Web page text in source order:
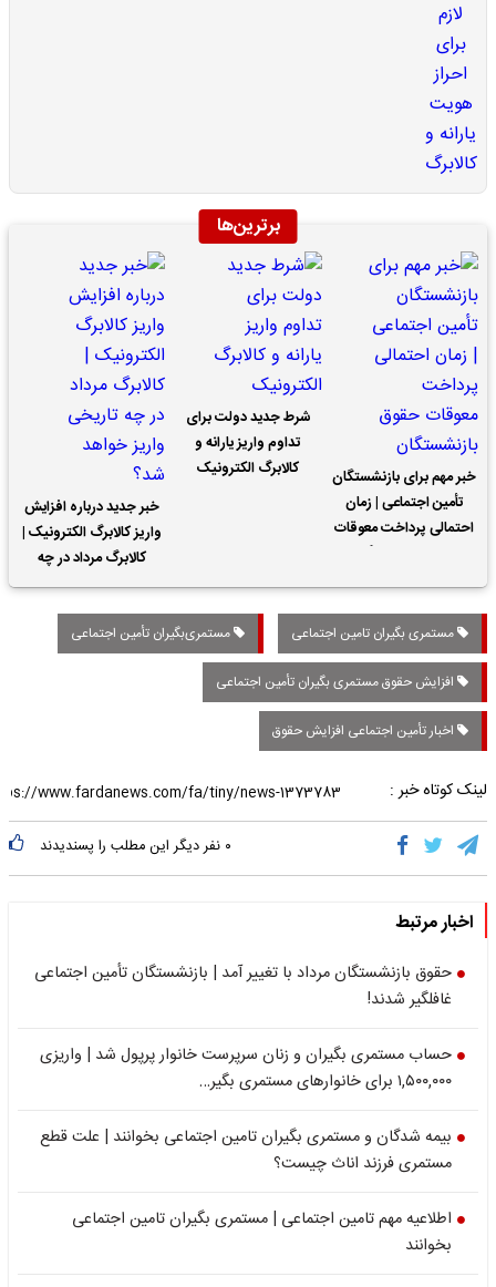
برترین‌ها
خبر مهم برای بازنشستگان
تأمین اجتماعی | زمان
احتمالی پرداخت معوقات
شرط جدید دولت برای
تداوم واریز یارانه و
کالابرگ الکترونیک
خبر جدید درباره افزایش
واریز کالابرگ الکترونیک |
کالابرگ مرداد در چه
تاریخی واریز خواهد شد؟
مستمری بگیران تامین اجتماعی مستمری‌بگیران تأمین اجتماعی
افزایش حقوق مستمری بگیران تأمین اجتماعی
اخبار تأمین اجتماعی افزایش حقوق
لینک کوتاه خبر :
۰ نفر دیگر این مطلب را پسندیدند
اخبار مرتبط
حقوق بازنشستگان مرداد با تغییر آمد | بازنشستگان تأمین اجتماعی
غافلگیر شدند!
حساب مستمری بگیران و زنان سرپرست خانوار پرپول شد | واریزی
۱,۵۰۰,۰۰۰ برای خانوارهای مستمری بگیر…
بیمه شدگان و مستمری بگیران تامین اجتماعی بخوانند | علت قطع
مستمری فرزند اناث چیست؟
اطلاعیه مهم تامین اجتماعی | مستمری بگیران تامین اجتماعی
بخوانند